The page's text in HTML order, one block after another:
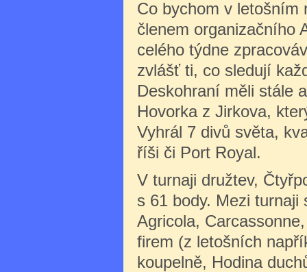
Co bychom v letošním
členem organizačního
celého týdne
zvlášť ti, co sledují
Deskohraní měli stále
Hovorka z Jirkova,
Vyhrál 7 divů světa,
říši či Port Royal.
V turnaji družtev,
s 61 body. Mezi
Agricola,
firem (z letošních
koupelně, Hodina